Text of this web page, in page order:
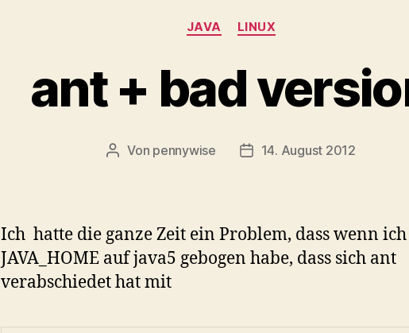
Kategorien
JAVA LINUX
ant + bad
Beitragsautor
Von pennywise Veröffentlichungsdatum
14. August 2012
Ich hatte die ganze Zeit ein Problem, dass wenn
JAVA_HOME auf java5 gebogen habe, dass sich ant
verabschiedet hat mit